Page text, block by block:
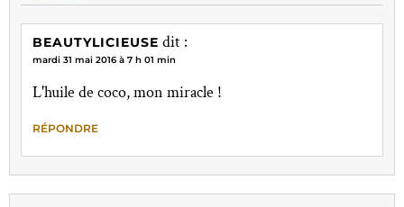
BEAUTYLICIEUSE dit :
mardi 31 mai 2016 à 7 h 01 min
L'huile de coco, mon miracle !
RÉPONDRE